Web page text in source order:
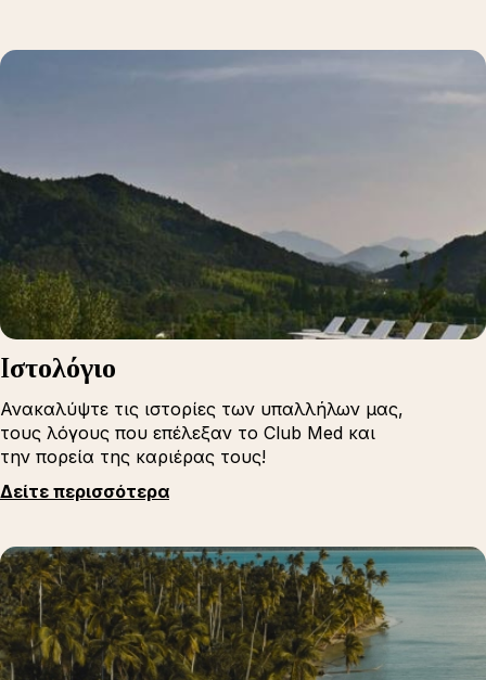
Iστολόγιο
Ανακαλύψτε τις ιστορίες των υπαλλήλων μας,
τους λόγους που επέλεξαν το Club Med και
την πορεία της καριέρας τους!
Δείτε περισσότερα